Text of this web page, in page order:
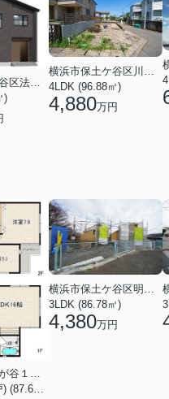
)
横浜市保土ケ谷区川島町
4LDK (96.88㎡)
4,880万円
3LDK (86.78㎡)
4,380万円